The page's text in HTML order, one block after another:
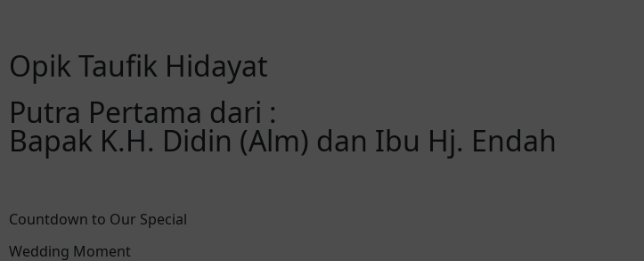
Opik Taufik Hidayat
Putra Pertama dari :
Bapak K.H. Didin (Alm) dan Ibu Hj. Endah
Countdown to Our Special
Wedding Moment